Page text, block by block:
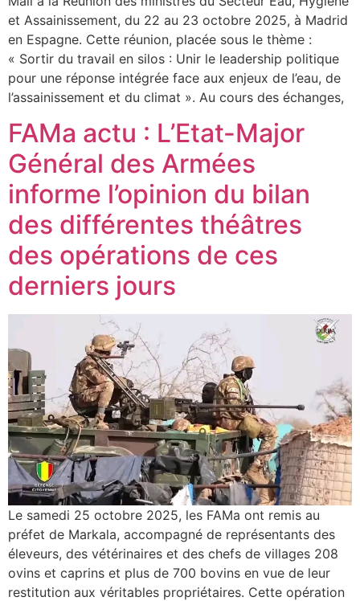
et Assainissement, du 22 au 23 octobre 2025, à Madrid
en Espagne. Cette réunion, placée sous le thème :
« Sortir du travail en silos : Unir le leadership politique
pour une réponse intégrée face aux enjeux de l’eau, de
l’assainissement et du climat ». Au cours des échanges,
FAMa actu : L’Etat-Major
Général des Armées
informe l’opinion du bilan
des différentes théâtres
des opérations de ces
derniers jours
Le samedi 25 octobre 2025, les FAMa ont remis au
préfet de Markala, accompagné de représentants des
éleveurs, des vétérinaires et des chefs de villages 208
ovins et caprins et plus de 700 bovins en vue de leur
restitution aux véritables propriétaires. Cette opération